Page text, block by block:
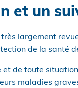
et un
largement
de la santé
et de toute
maladies